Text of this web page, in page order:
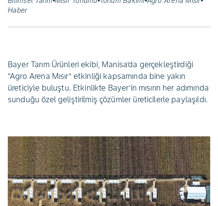
Haber
Bayer Tarım Ürünleri ekibi, Manisa’da gerçekleştirdiği
“Agro Arena Mısır” etkinliği kapsamında bine yakın
üreticiyle buluştu. Etkinlikte Bayer’in mısırın her adımında
sunduğu özel geliştirilmiş çözümler üreticilerle paylaşıldı.